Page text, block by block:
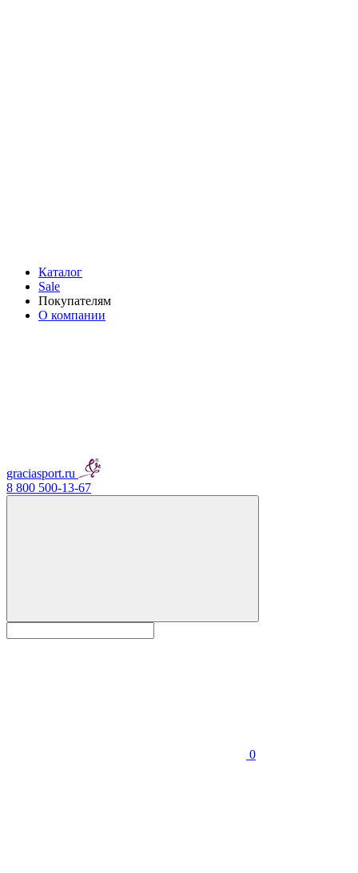
Каталог
Sale
Покупателям
О компании
graciasport.ru
8 800 500-13-67
0